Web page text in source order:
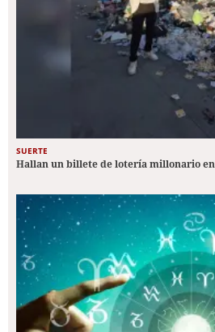
SUERTE
Hallan un billete de lotería millonario